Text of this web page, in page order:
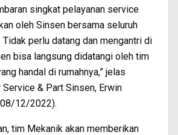
singkat pelayanan service
oleh Sinsen bersama seluruh
perlu datang dan mengantri di
bisa langsung didatangi oleh tim
handal di rumahnya,” jelas
Service & Part Sinsen, Erwin
12/2022).
tim Mekanik akan memberikan